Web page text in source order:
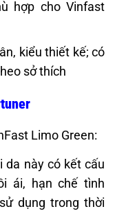
hợp cho Vinfast
kiểu thiết kế; có
sở thích
Limo Green:
da này có kết cấu
ái, hạn chế tình
dụng trong thời